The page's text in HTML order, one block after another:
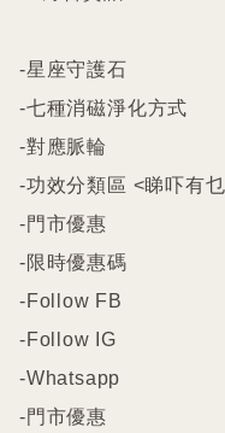
-星座守護石
-七種消磁淨化方式
-對應脈輪
-功效分類區 <睇吓有
-門市優惠
-限時優惠碼
-Follow FB
-Follow IG
-Whatsapp
-門市優惠